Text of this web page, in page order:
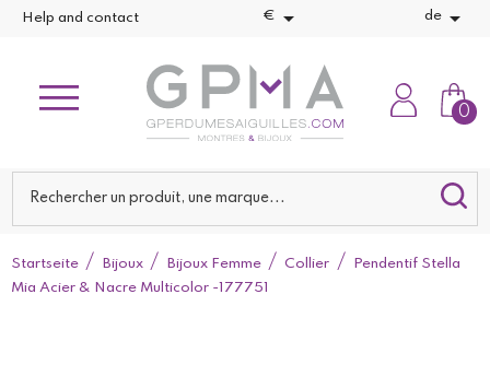
Help and contact €  de 
0
Startseite Bijoux Bijoux Femme Collier
Pendentif Stella
Mia Acier & Nacre Multicolor -177751